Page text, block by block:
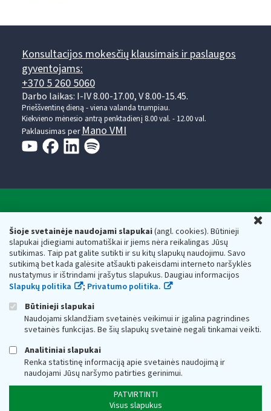
Šioje svetainėje naudojami slapukai(angl. cookies). Būtinieji
slapukai įdiegiami automatiškai ir jiems nėra reikalingas Jūsų
sutikimas. Taip pat galite sutikti ir su kitų slapukų naudojimu. Savo
sutikimą bet kada galėsite atšaukti pakeisdami interneto naršyklės
nustatymus ir ištrindami įrašytus slapukus. Daugiau informacijos
Slapukų politika
; Privatumo politika.
Būtinieji slapukai
Naudojami sklandžiam svetainės veikimui ir įgalina pagrindines
svetainės funkcijas. Be šių slapukų svetainė negali tinkamai veikti.
Analitiniai slapukai
Renka statistinę informaciją apie svetainės naudojimą ir
naudojami Jūsų naršymo patirties gerinimui.
PATVIRTINTI
Visus slapukus
Konsultacijos mokesčių klausimais ir paslaugos
gyventojams:
+370 5 260 5060
Darbo laikas: I-IV 8.00-17.00, V 8.00-15.45.
Prieššventinę dieną - viena valanda trumpiau.
Kiekvieno mėnesio antrą penktadienį 8.00 val. - 12.00 val.
Paklausimas per Mano VMI
Respublikos finansų ministerijos
Biudžetinė įstaiga. Juridinio asmens kodas — 188659752,
adresas: Vasario 16-osios g. 14, 01107 Vilnius, Lietuva, el.paštas:
vmi@vmi.lt, E. pristatymo dėžutės adresas 188659752
Duomenys apie Valstybinę mokesčių inspekciją prie Lietuvos
Respublikos finansų ministerijos kaupiami ir saugomi Juridinių